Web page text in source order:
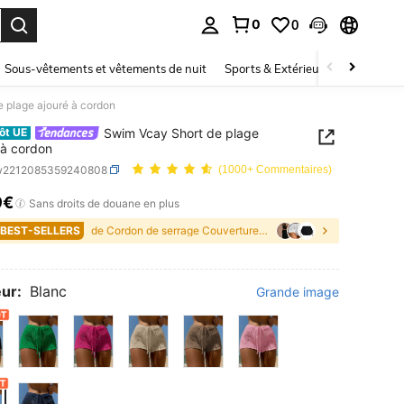
0 0
Sous-vêtements et vêtements de nuit Sports & Extérieur Enfants
plage ajouré à cordon
UE
Swim Vcay Short de plage
cordon
(1000+ Commentaires)
AND AVAILABILITY
Sans droits de douane en plus
SELLERS
de Cordon de serrage Couverture des femmes
Blanc Grande image